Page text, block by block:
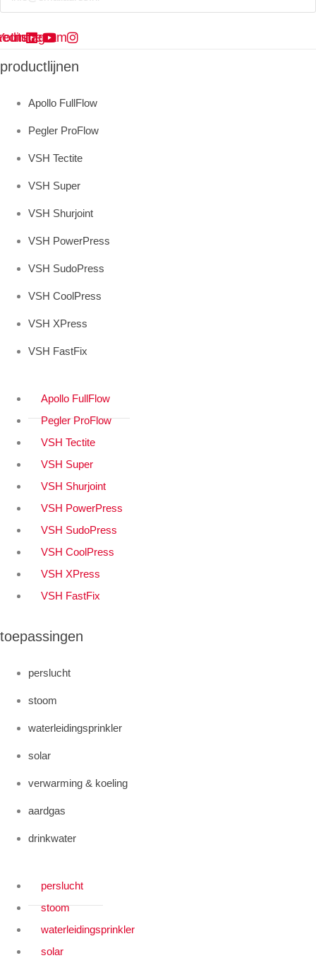
Instagram
productlijnen
Apollo FullFlow
Pegler ProFlow
VSH Tectite
VSH Super
VSH Shurjoint
VSH PowerPress
VSH SudoPress
VSH CoolPress
VSH XPress
VSH FastFix
Apollo FullFlow
Pegler ProFlow
VSH Tectite
VSH Super
VSH Shurjoint
VSH PowerPress
VSH SudoPress
VSH CoolPress
VSH XPress
VSH FastFix
toepassingen
perslucht
stoom
waterleidingsprinkler
solar
verwarming & koeling
aardgas
drinkwater
perslucht
stoom
waterleidingsprinkler
solar